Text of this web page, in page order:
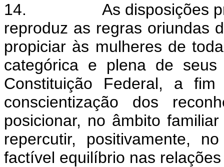
14.
As disposições
reproduz as regras oriundas
propiciar às mulheres de
categórica e plena de seus
Constituição Federal, a
conscientização dos
posicionar, no âmbito
repercutir, positivamente,
factível equilíbrio nas